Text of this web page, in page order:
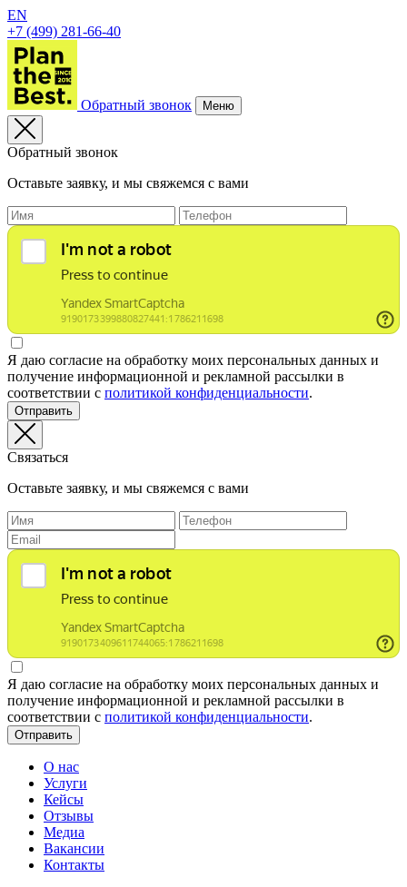
EN
+7 (499) 281-66-40
Обратный звонок Меню
Обратный звонок
Оставьте заявку, и мы свяжемся с вами
Я даю согласие на обработку моих персональных данных и
получение информационной и рекламной рассылки в
соответствии с политикой конфиденциальности.
Отправить
Связаться
Оставьте заявку, и мы свяжемся с вами
Я даю согласие на обработку моих персональных данных и
получение информационной и рекламной рассылки в
соответствии с политикой конфиденциальности.
Отправить
О нас
Услуги
Кейсы
Отзывы
Медиа
Вакансии
Контакты